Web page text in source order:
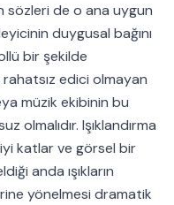
sözleri de o ana uygun
duygusal bağını
bir şekilde
edici olmayan
müzik ekibinin bu
olmalıdır. Işıklandırma
katlar ve görsel bir
anda ışıkların
yönelmesi dramatik